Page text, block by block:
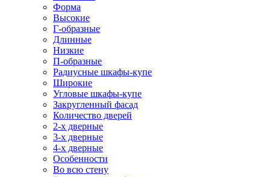
Форма
Высокие
Г-образные
Длинные
Низкие
П-образные
Радиусные шкафы-купе
Широкие
Угловые шкафы-купе
Закругленный фасад
Количество дверей
2-х дверные
3-х дверные
4-х дверные
Особенности
Во всю стену